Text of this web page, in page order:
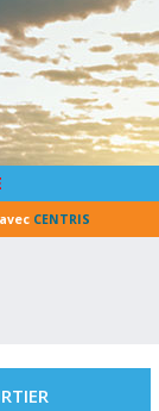
CENTRIS